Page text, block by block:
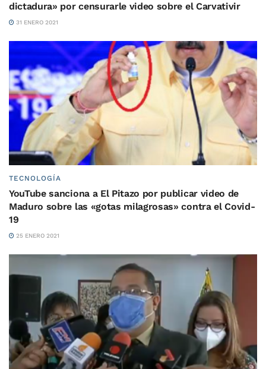
dictadura» por censurarle video sobre el Carvativir
31 ENERO 2021
TECNOLOGÍA
YouTube sanciona a El Pitazo por publicar video de
Maduro sobre las «gotas milagrosas» contra el Covid-
19
25 ENERO 2021